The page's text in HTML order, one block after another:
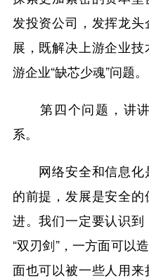
发投资公司，发挥龙
展，既解决上游企业
游企业“缺芯少魂”问题。
第四个问题，讲讲
系。
网络安全和信息化
的前提，发展是安全
进。我们一定要认识
“双刃剑”，一方面可以
面也可以被一些人用